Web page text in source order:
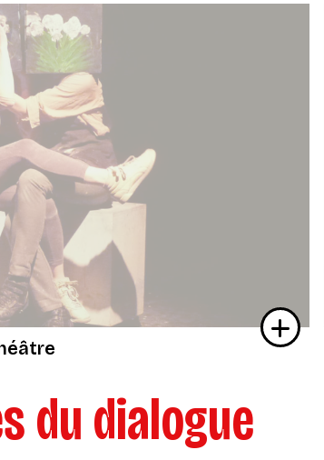
du dialogue